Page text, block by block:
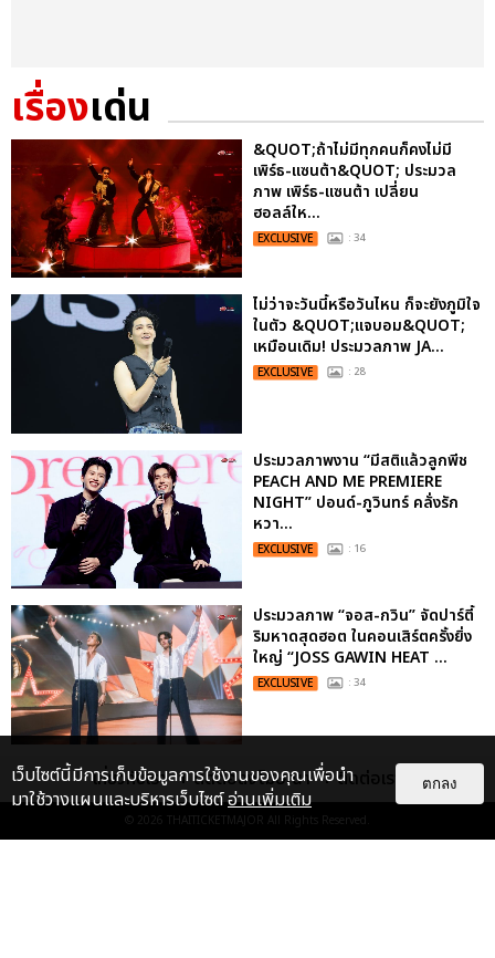
เรื่องเด่น
&QUOT;ถ้าไม่มีทุกคนก็คงไม่มี
เพิร์ธ-แซนต้า&QUOT; ประมวล
ภาพ เพิร์ธ-แซนต้า เปลี่ยน
ฮอลล์ให...
EXCLUSIVE : 34
ไม่ว่าจะวันนี้หรือวันไหน ก็จะยังภูมิใจ
ในตัว &QUOT;แจบอม&QUOT;
เหมือนเดิม! ประมวลภาพ JA...
EXCLUSIVE : 28
ประมวลภาพงาน “มีสติแล้วลูกพีช
PEACH AND ME PREMIERE
NIGHT” ปอนด์-ภูวินทร์ คลั่งรัก
หวา...
EXCLUSIVE : 16
ประมวลภาพ “จอส-กวิน” จัดปาร์ตี้
ริมหาดสุดฮอต ในคอนเสิร์ตครั้งยิ่ง
ใหญ่ “JOSS GAWIN HEAT ...
EXCLUSIVE : 34
“ช่วงเวลาที่ไม่ได้เจอกันพิสูจน์แล้วว่า
รักแท้จะไม่มีวันจางหาย” ประมวล
ภาพ JAEHYUN กับแฟน...
EXCLUSIVE : 10
เกี่ยวกับเรา ติดต่อลงโฆษณา ติดต่อเรา
© 2026 THAITICKETMAJOR All Rights Reserved.
เว็บไซต์นี้มีการเก็บข้อมูลการใช้งานของคุณเพื่อนำ
มาใช้วางแผนและบริหารเว็บไซต์อ่านเพิ่มเติม
ตกลง